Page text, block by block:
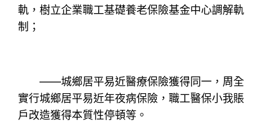
軌，樹立企業職工基礎養老保險基金中心調解軌
制；
——城鄉居平易近醫療保險獲得同一，周全
實行城鄉居平易近年夜病保險，職工醫保小我賬
戶改造獲得本質性停頓等。